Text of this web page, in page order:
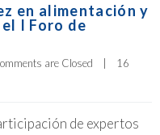
en alimentación y
I Foro de
are Closed
16
de expertos